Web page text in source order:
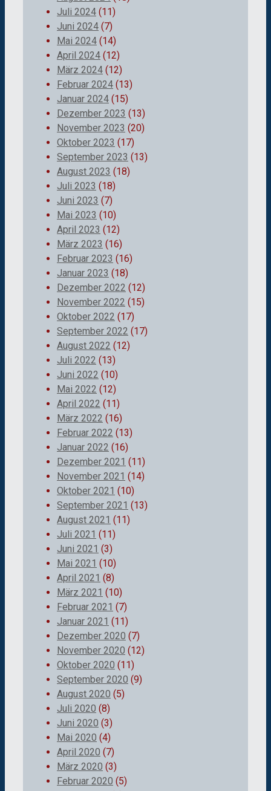
Juli 2024 (11)
Juni 2024 (7)
Mai 2024 (14)
April 2024 (12)
März 2024 (12)
Februar 2024 (13)
Januar 2024 (15)
Dezember 2023 (13)
November 2023 (20)
Oktober 2023 (17)
September 2023 (13)
August 2023 (18)
Juli 2023 (18)
Juni 2023 (7)
Mai 2023 (10)
April 2023 (12)
März 2023 (16)
Februar 2023 (16)
Januar 2023 (18)
Dezember 2022 (12)
November 2022 (15)
Oktober 2022 (17)
September 2022 (17)
August 2022 (12)
Juli 2022 (13)
Juni 2022 (10)
Mai 2022 (12)
April 2022 (11)
März 2022 (16)
Februar 2022 (13)
Januar 2022 (16)
Dezember 2021 (11)
November 2021 (14)
Oktober 2021 (10)
September 2021 (13)
August 2021 (11)
Juli 2021 (11)
Juni 2021 (3)
Mai 2021 (10)
April 2021 (8)
März 2021 (10)
Februar 2021 (7)
Januar 2021 (11)
Dezember 2020 (7)
November 2020 (12)
Oktober 2020 (11)
September 2020 (9)
August 2020 (5)
Juli 2020 (8)
Juni 2020 (3)
Mai 2020 (4)
April 2020 (7)
März 2020 (3)
Februar 2020 (5)